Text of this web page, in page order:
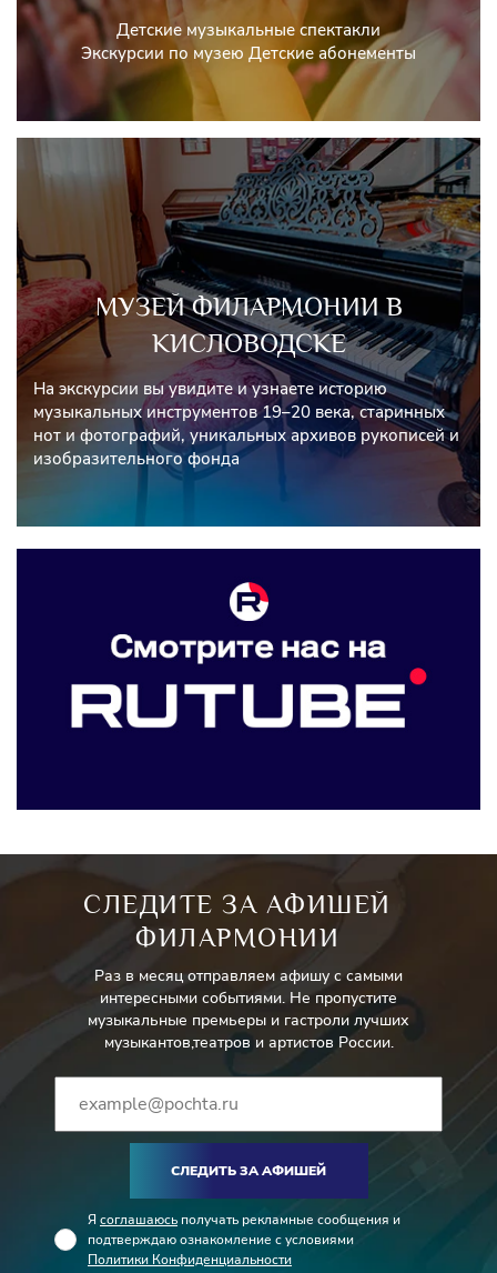
Детские музыкальные спектакли
Экскурсии по музею Детские абонементы
МУЗЕЙ ФИЛАРМОНИИ В
КИСЛОВОДСКЕ
На экскурсии вы увидите и узнаете историю
музыкальных инструментов 19–20 века, старинных
нот и фотографий, уникальных архивов рукописей и
изобразительного фонда
СЛЕДИТЕ ЗА АФИШЕЙ
ФИЛАРМОНИИ
Раз в месяц отправляем афишу с самыми
интересными событиями. Не пропустите
музыкальные премьеры и гастроли лучших
музыкантов,театров и артистов России.
СЛЕДИТЬ ЗА АФИШЕЙ
Я соглашаюсь получать рекламные сообщения и
подтверждаю ознакомление с условиями
Политики Конфиденциальности